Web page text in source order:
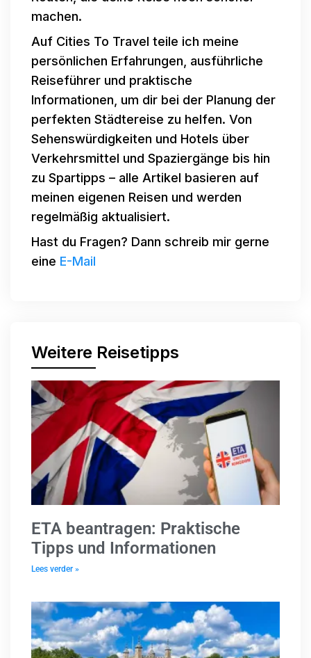
machen.
Auf Cities To Travel teile ich meine
persönlichen Erfahrungen, ausführliche
Reiseführer und praktische
Informationen, um dir bei der Planung der
perfekten Städtereise zu helfen. Von
Sehenswürdigkeiten und Hotels über
Verkehrsmittel und Spaziergänge bis hin
zu Spartipps – alle Artikel basieren auf
meinen eigenen Reisen und werden
regelmäßig aktualisiert.
Hast du Fragen? Dann schreib mir gerne
eine E-Mail
Weitere Reisetipps
ETA beantragen: Praktische
Tipps und Informationen
Lees verder »